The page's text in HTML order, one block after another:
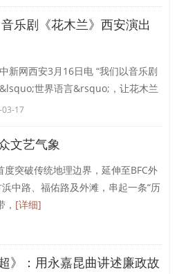
乐剧《花木兰》西安演出
网西安3月16日电 “我们以音乐剧
世界语言&rsquo;，让花木兰
忠孝&rsquo;单一标签，展现
独立女性的挣扎与觉醒，让巾帼传
城[详细]
17
文艺气象
突破传统地理边界，延伸至BFC外
中路、福佑路及外滩，串起一条“历
[详细]
》：用永嘉昆曲讲述廉政故